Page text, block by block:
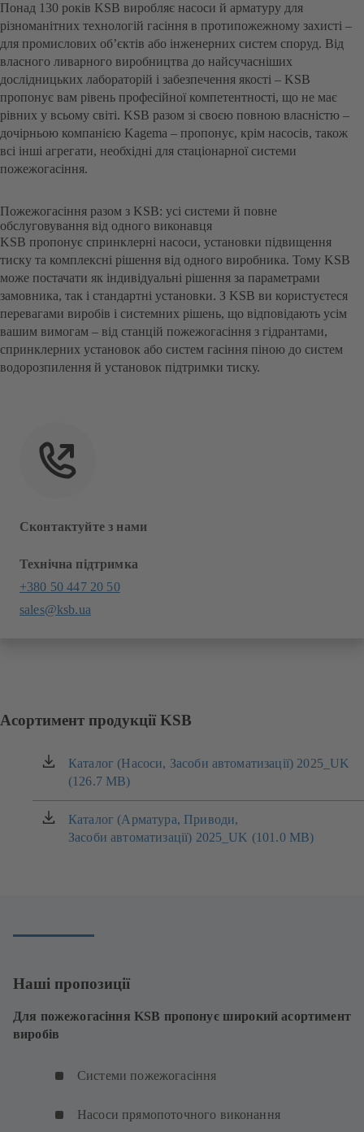
Понад 130 років KSB виробляє насоси й арматуру для
різноманітних технологій гасіння в протипожежному захисті –
для промислових об’єктів або інженерних систем споруд. Від
власного ливарного виробництва до найсучасніших
дослідницьких лабораторій і забезпечення якості – KSB
пропонує вам рівень професійної компетентності, що не має
рівних у всьому світі. KSB разом зі своєю повною власністю –
дочірньою компанією Kagema – пропонує, крім насосів, також
всі інші агрегати, необхідні для стаціонарної системи
пожежогасіння.
Пожежогасіння разом з KSB: усі системи й повне
обслуговування від одного виконавця
KSB пропонує спринклерні насоси, установки підвищення
тиску та комплексні рішення від одного виробника. Тому KSB
може постачати як індивідуальні рішення за параметрами
замовника, так і стандартні установки. З KSB ви користуєтеся
перевагами виробів і системних рішень, що відповідають усім
вашим вимогам – від станцій пожежогасіння з гідрантами,
спринклерних установок або систем гасіння піною до систем
водорозпилення й установок підтримки тиску.
Сконтактуйте з нами
Технічна підтримка
+380 50 447 20 50
sales@ksb.ua
Асортимент продукції KSB
Каталог (Насоси, Засоби автоматизації) 2025_UK
(126.7 MB)
(відкривається
в
новій
вкладці)
Каталог (Арматура, Приводи,
Засоби автоматизації) 2025_UK (101.0 MB)
(відкривається
в
Наші пропозиції
Для пожежогасіння KSB пропонує широкий асортимент
виробів
Системи пожежогасіння
Насоси прямопоточного виконання